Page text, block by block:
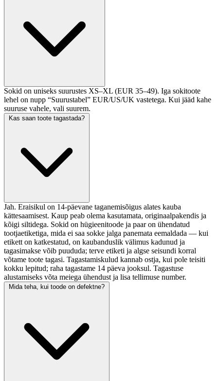
Sokid on uniseks suurustes XS–XL (EUR 35–49). Iga sokitoote
lehel on nupp “Suurustabel” EUR/US/UK vastetega. Kui jääd kahe
suuruse vahele, vali suurem.
Kas saan toote tagastada?
Jah. Eraisikul on 14-päevane taganemisõigus alates kauba
kättesaamisest. Kaup peab olema kasutamata, originaalpakendis ja
kõigi siltidega. Sokid on hügieenitoode ja paar on ühendatud
tootjaetiketiga, mida ei saa sokke jalga panemata eemaldada — kui
etikett on katkestatud, on kaubanduslik välimus kadunud ja
tagasimakse võib puududa; terve etiketi ja algse seisundi korral
võtame toote tagasi. Tagastamiskulud kannab ostja, kui pole teisiti
kokku lepitud; raha tagastame 14 päeva jooksul. Tagastuse
alustamiseks võta meiega ühendust ja lisa tellimuse number.
Mida teha, kui toode on defektne?